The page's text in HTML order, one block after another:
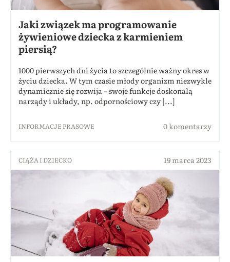
Jaki związek ma programowanie
żywieniowe dziecka z karmieniem
piersią?
1000 pierwszych dni życia to szczególnie ważny okres w
życiu dziecka. W tym czasie młody organizm niezwykle
dynamicznie się rozwija – swoje funkcje doskonalą
narządy i układy, np. odpornościowy czy [...]
INFORMACJE PRASOWE 0 komentarzy
CIĄŻA I DZIECKO 19 marca 2023